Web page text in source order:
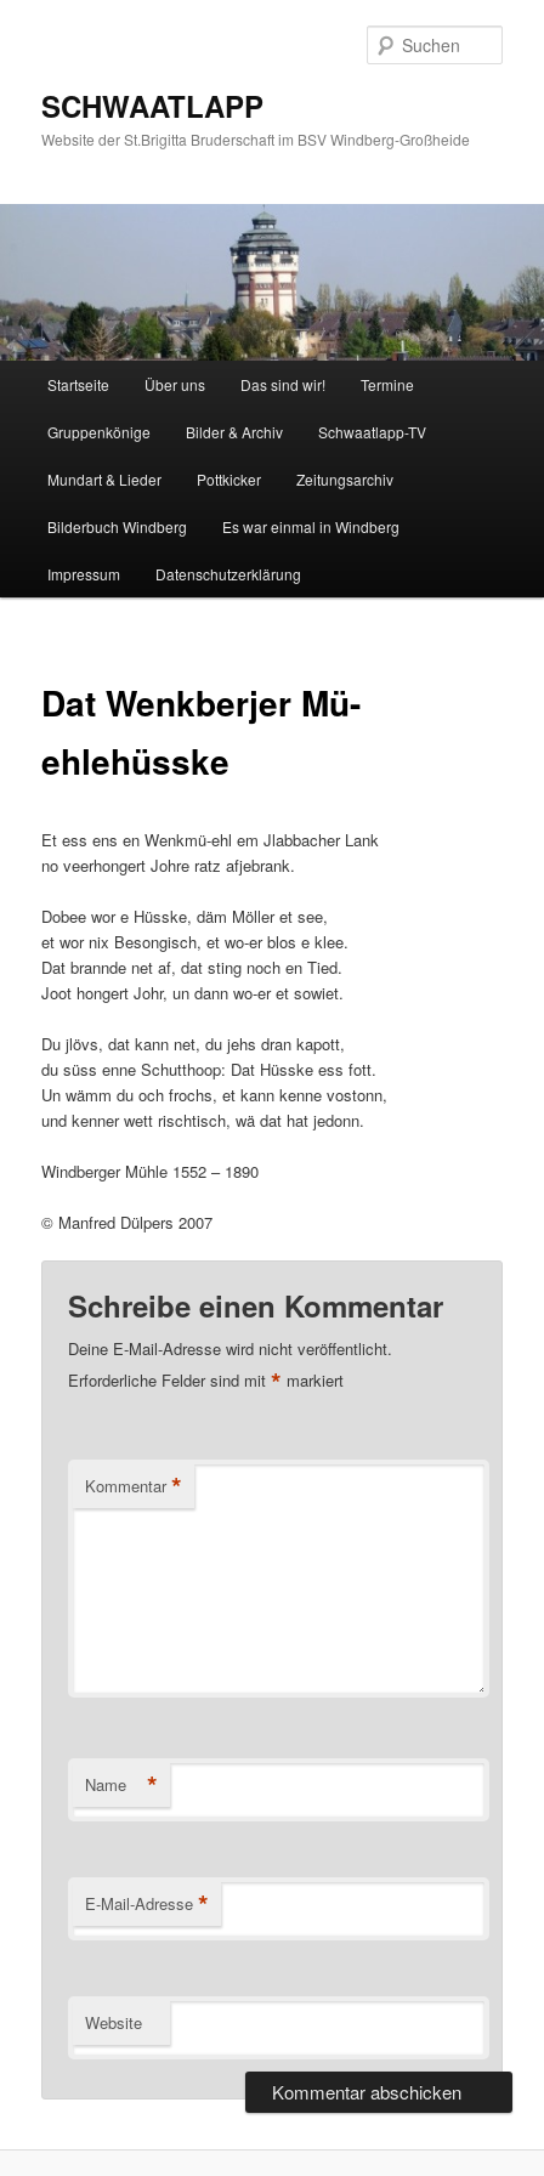
SCHWAATLAPP
Website der St.Brigitta Bruderschaft im BSV Windberg-Großheide
Startseite Über uns Das sind wir! Termine
Gruppenkönige Bilder & Archiv Schwaatlapp-TV
Mundart & Lieder Pottkicker Zeitungsarchiv
Bilderbuch Windberg Es war einmal in Windberg
Impressum Datenschutzerklärung
Dat Wenkberjer Mü-
ehlehüsske
Et ess ens en Wenkmü-ehl em Jlabbacher Lank
no veerhongert Johre ratz afjebrank.
Dobee wor e Hüsske, däm Möller et see,
et wor nix Besongisch, et wo-er blos e klee.
Dat brannde net af, dat sting noch en Tied.
Joot hongert Johr, un dann wo-er et sowiet.
Du jlövs, dat kann net, du jehs dran kapott,
du süss enne Schutthoop: Dat Hüsske ess fott.
Un wämm du och frochs, et kann kenne vostonn,
und kenner wett rischtisch, wä dat hat jedonn.
Windberger Mühle 1552 – 1890
© Manfred Dülpers 2007
Schreibe einen Kommentar
Deine E-Mail-Adresse wird nicht veröffentlicht.
Erforderliche Felder sind mit* markiert
Kommentar *
Name *
E-Mail-Adresse *
Website